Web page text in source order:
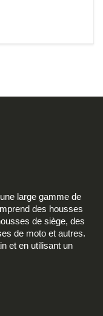
large gamme de
des housses
de siège, des
de moto et autres.
et en utilisant un